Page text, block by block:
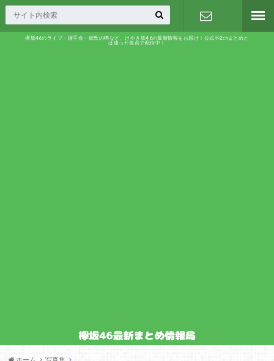
欅坂46のライブ・握手会・彼氏の噂など、けやき坂46の最新情報をお届け！公式や2chまとめと
は違った視点で配信中！